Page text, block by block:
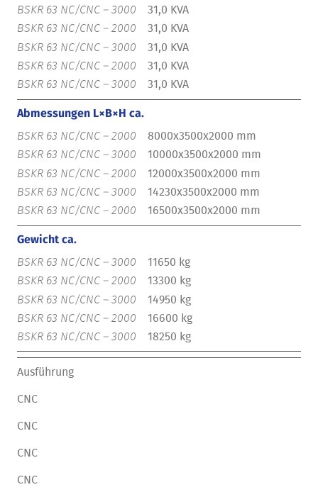
31,0 KVA
31,0 KVA
31,0 KVA
31,0 KVA
31,0 KVA
Abmessungen L×B×H ca.
8000x3500x2000 mm
10000x3500x2000 mm
12000x3500x2000 mm
14230x3500x2000 mm
16500x3500x2000 mm
Gewicht ca.
11650 kg
13300 kg
14950 kg
16600 kg
18250 kg
Ausführung
CNC
CNC
CNC
CNC